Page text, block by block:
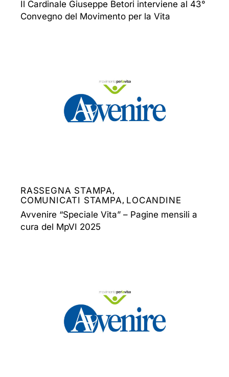
Il Cardinale Giuseppe Betori interviene al 43°
Convegno del Movimento per la Vita
RASSEGNA STAMPA,
COMUNICATI STAMPA, LOCANDINE
Avvenire “Speciale Vita” – Pagine mensili a
cura del MpVI 2025